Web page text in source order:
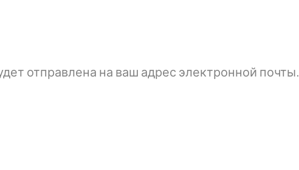
отправлена ​​на ваш адрес электронной почты.